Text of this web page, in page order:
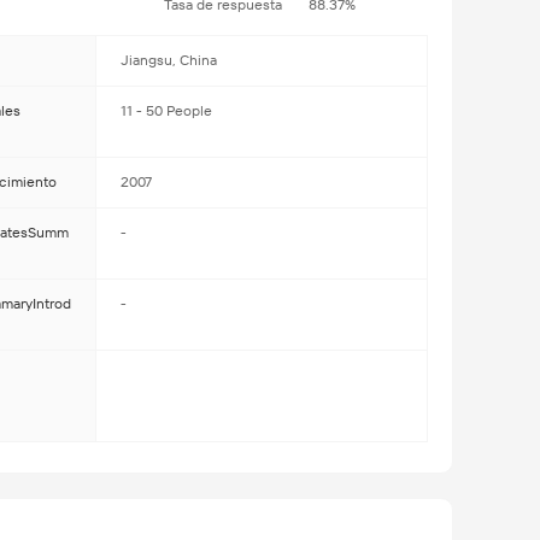
Tasa de respuesta
88.37%
Jiangsu, China
11 - 50 People
2007
-
-